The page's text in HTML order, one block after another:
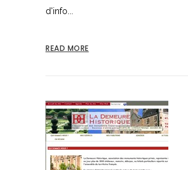
d'info...
READ MORE